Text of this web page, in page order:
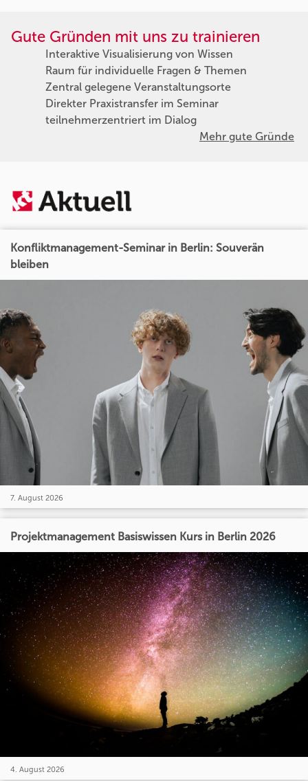
Gute Gründen mit uns zu trainieren
Interaktive Visualisierung von Wissen
Raum für individuelle Fragen & Themen
Zentral gelegene Veranstaltungsorte
Direkter Praxistransfer im Seminar
teilnehmerzentriert im Dialog
Mehr gute Gründe
Konfliktmanagement-Seminar in Berlin: Souverän
bleiben
7. August 2026
Projektmanagement Basiswissen Kurs in Berlin 2026
4. August 2026